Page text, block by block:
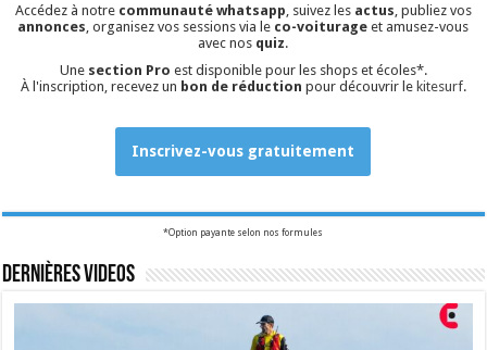
Accédez à notre communauté whatsapp , suivez les actus , publiez vos
annonces , organisez vos sessions via le co-voiturage et amusez-vous
avec nos quiz.
Une section Pro est disponible pour les shops et écoles*.
À l'inscription, recevez un bon de réduction pour découvrir le kitesurf.
Inscrivez-vous gratuitement
*Option payante selon nos formules
Dernières videos